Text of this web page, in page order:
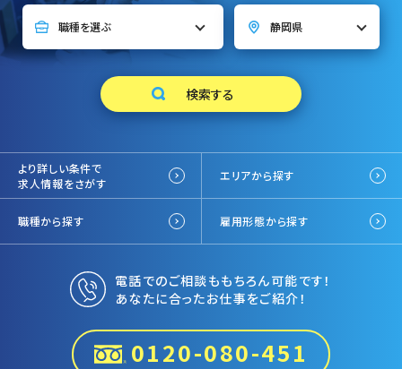
より詳しい条件で
求人情報をさがす
エリアから探す
職種から探す 雇用形態から探す
電話でのご相談ももちろん可能です！
あなたに合ったお仕事をご紹介！
0120-080-451